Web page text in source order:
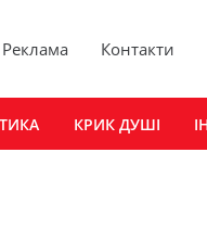
Реклама Контакти
КРИК ДУШІ